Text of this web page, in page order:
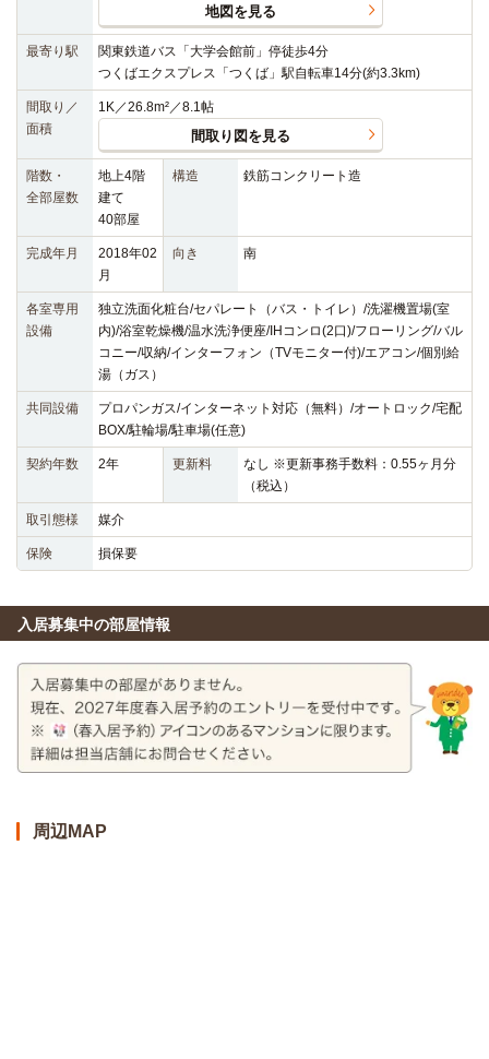
地図を見る
最寄り駅
関東鉄道バス「大学会館前」停徒歩4分
つくばエクスプレス「つくば」駅自転車14分(約3.3km)
間取り／
面積
1K／26.8m²／8.1帖
間取り図を見る
階数・
全部屋数
地上4階
建て
40部屋
構造 鉄筋コンクリート造
完成年月
2018年02
月
向き 南
各室専用
設備
独立洗面化粧台/セパレート（バス・トイレ）/洗濯機置場(室
内)/浴室乾燥機/温水洗浄便座/IHコンロ(2口)/フローリング/バル
コニー/収納/インターフォン（TVモニター付)/エアコン/個別給
湯（ガス）
共同設備
プロパンガス/インターネット対応（無料）/オートロック/宅配
BOX/駐輪場/駐車場(任意)
契約年数 2年 更新料
なし ※更新事務手数料：0.55ヶ月分
（税込）
取引態様 媒介
保険 損保要
入居募集中の部屋情報
周辺MAP